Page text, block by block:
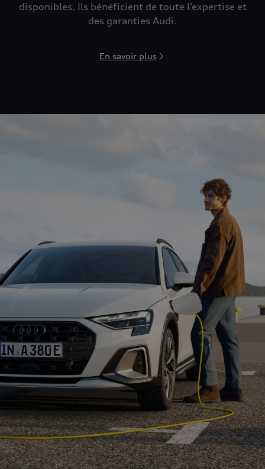
disponibles. Ils bénéficient de toute l’expertise et
des garanties Audi.
En savoir plus